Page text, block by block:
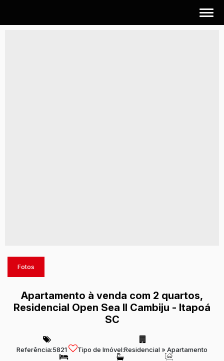
Fotos
Apartamento à venda com 2 quartos,
Residencial Open Sea II Cambiju - Itapoá
SC
Referência:5821 Tipo de Imóvel:Residencial» Apartamento